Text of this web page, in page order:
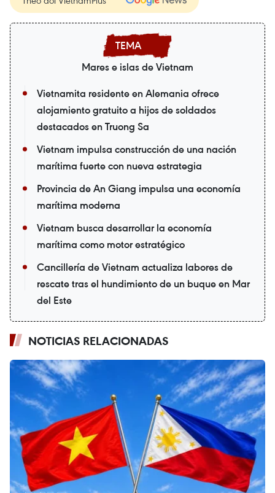
Mares e islas de Vietnam
Vietnamita residente en Alemania ofrece
alojamiento gratuito a hijos de soldados
destacados en Truong Sa
Vietnam impulsa construcción de una nación
marítima fuerte con nueva estrategia
Provincia de An Giang impulsa una economía
marítima moderna
Vietnam busca desarrollar la economía
marítima como motor estratégico
Cancillería de Vietnam actualiza labores de
rescate tras el hundimiento de un buque en Mar
del Este
NOTICIAS RELACIONADAS